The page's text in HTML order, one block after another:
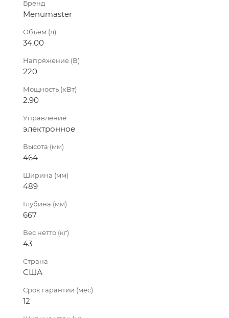
Бренд
Menumaster
Объем (л)
34.00
Напряжение (В)
220
Мощность (кВт)
2.90
Управление
электронное
Высота (мм)
464
Ширина (мм)
489
Глубина (мм)
667
Вес нетто (кг)
43
Страна
США
Срок гарантии (мес)
12